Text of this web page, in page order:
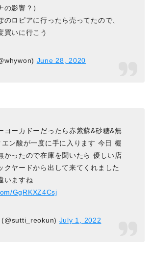
の影響？）
のロピアに行ったら売ってたので、
買いに行こう
June 28, 2020
ヨーカドーだったら赤紫蘇&砂糖&無
ン酸が一度に手に入ります 今日 棚
かったので在庫を聞いたら 優しい店
クヤードから出して来てくれました
いますね
GgRKXZ4Csj
July 1, 2022